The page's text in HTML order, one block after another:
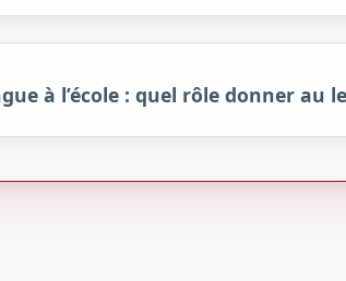
à l’école : quel rôle donner au